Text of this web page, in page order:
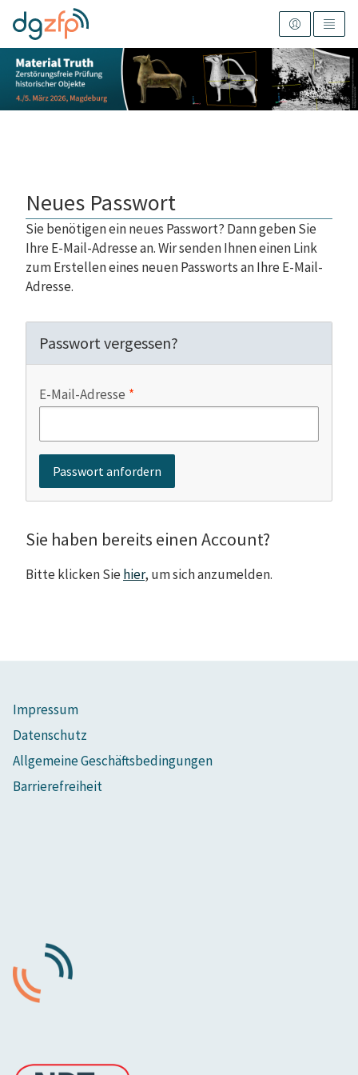
Neues Passwort
Sie benötigen ein neues Passwort? Dann geben Sie
Ihre E-Mail-Adresse an. Wir senden Ihnen einen Link
zum Erstellen eines neuen Passworts an Ihre E-Mail-
Adresse.
Passwort vergessen?
E-Mail-Adresse
Sie haben bereits einen Account?
Bitte klicken Siehier, um sich anzumelden.
Impressum
Datenschutz
Allgemeine Geschäftsbedingungen
Barrierefreiheit